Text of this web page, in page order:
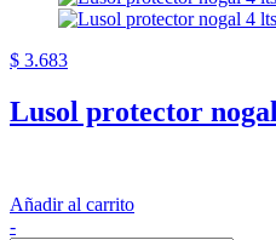
$ 3.683
Lusol protector
Añadir al carrito
-